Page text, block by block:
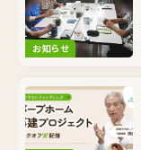
お知らせ